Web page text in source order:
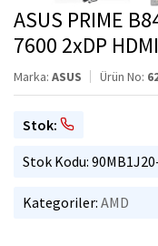
ASUS PRIME
7600 2xDP
Marka: ASUS Ürün No:
Stok:
Stok Kodu:
Kategoriler: AMD